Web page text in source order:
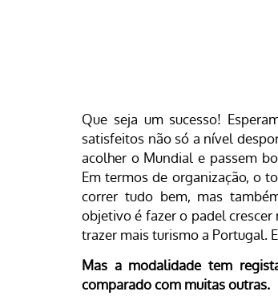
Que seja um sucesso!
satisfeitos não só a nível
acolher o Mundial e passem
Em termos de organização, o
correr tudo bem, mas
objetivo é fazer o padel
trazer mais turismo a Portugal.
Mas a modalidade tem
comparado com muitas outras.